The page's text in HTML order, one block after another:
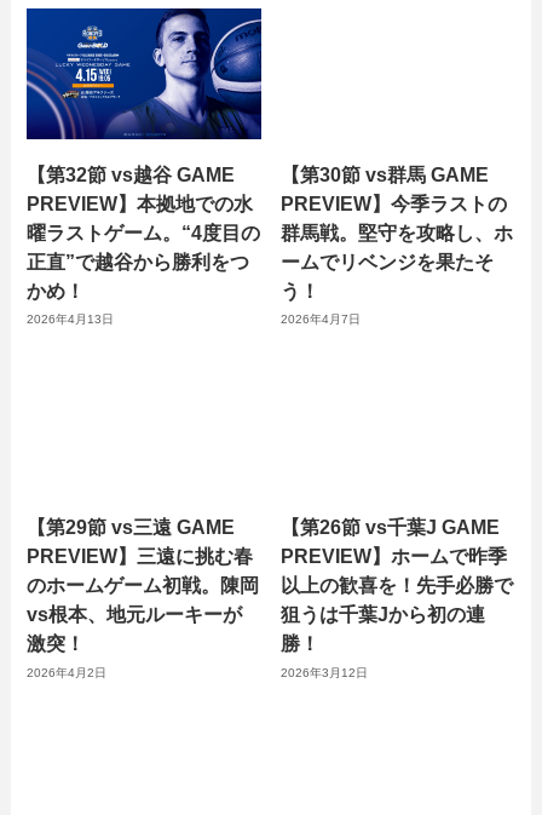
【第32節 vs越谷 GAME
PREVIEW】本拠地での水
曜ラストゲーム。“4度目の
正直”で越谷から勝利をつ
かめ！
2026年4月13日
【第30節 vs群馬 GAME
PREVIEW】今季ラストの
群馬戦。堅守を攻略し、ホ
ームでリベンジを果たそ
う！
2026年4月7日
【第29節 vs三遠 GAME
PREVIEW】三遠に挑む春
のホームゲーム初戦。陳岡
vs根本、地元ルーキーが
激突！
2026年4月2日
【第26節 vs千葉J GAME
PREVIEW】ホームで昨季
以上の歓喜を！先手必勝で
狙うは千葉Jから初の連
勝！
2026年3月12日